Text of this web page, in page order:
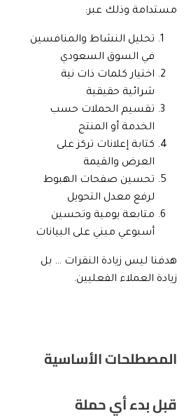
مستدامة وذلك عبر:
تحليل النشاط والمنافسين
في السوق السعودي
اختيار كلمات ذات نية
شرائية حقيقية
تقسيم الحملات حسب
الخدمة أو المنتج
كتابة إعلانات تركز على
العرض والقيمة
تحسين صفحات الهبوط
لرفع معدل التحويل
متابعة يومية وتحسين
أسبوعي مبني على البيانات
هدفنا ليس زيادة النقرات … بل
زيادة العملاء الفعليين.
المصطلحات الأساسية
قبل بدء أي حملة